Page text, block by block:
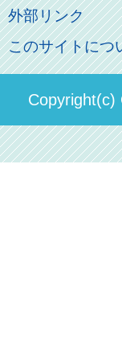
その他のご案内
パスモのご案内
俺の妹。
直営駐車場パーク
ステーションギャ
駅構内出店者様募
お問い合わせ先
会社概要
社長ごあいさつ
決算概要
輸送人員の推移
外部リンク
このサイトにつ
Copyright(c)